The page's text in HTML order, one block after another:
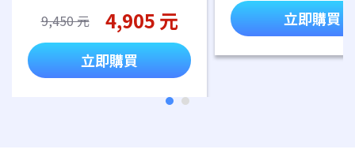
9,450 元 4,905 元
立即購買
立即購買